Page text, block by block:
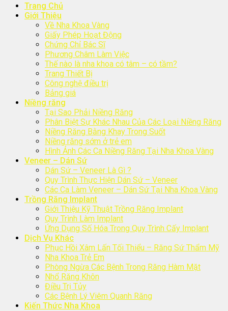
Trang Chủ
Giới Thiệu
Về Nha Khoa Vàng
Giấy Phép Hoạt Động
Chứng Chỉ Bác Sĩ
Phương Châm Làm Việc
Thế nào là nha khoa có tâm – có tầm?
Trang Thiết Bị
Công nghệ điều trị
Bảng giá
Niềng răng
Tại Sao Phải Niềng Răng
Phân Biệt Sự Khác Nhau Của Các Loại Niềng Răng
Niềng Răng Bằng Khay Trong Suốt
Niềng răng sớm ở trẻ em
Hình Ảnh Các Ca Niềng Răng Tại Nha Khoa Vàng
Veneer – Dán Sứ
Dán Sứ – Veneer Là Gì ?
Quy Trình Thực Hiện Dán Sứ – Veneer
Các Ca Làm Veneer – Dán Sứ Tại Nha Khoa Vàng
Trồng Răng Implant
Giới Thiệu Kỹ Thuật Trồng Răng Implant
Quy Trình Làm Implant
Ứng Dụng Số Hóa Trong Quy Trình Cấy Implant
Dịch Vụ Khác
Phục Hồi Xâm Lấn Tối Thiểu – Răng Sứ Thẩm Mỹ
Nha Khoa Trẻ Em
Phòng Ngừa Các Bệnh Trong Răng Hàm Mặt
Nhổ Răng Khôn
Điều Trị Tủy
Các Bệnh Lý Viêm Quanh Răng
Kiến Thức Nha Khoa